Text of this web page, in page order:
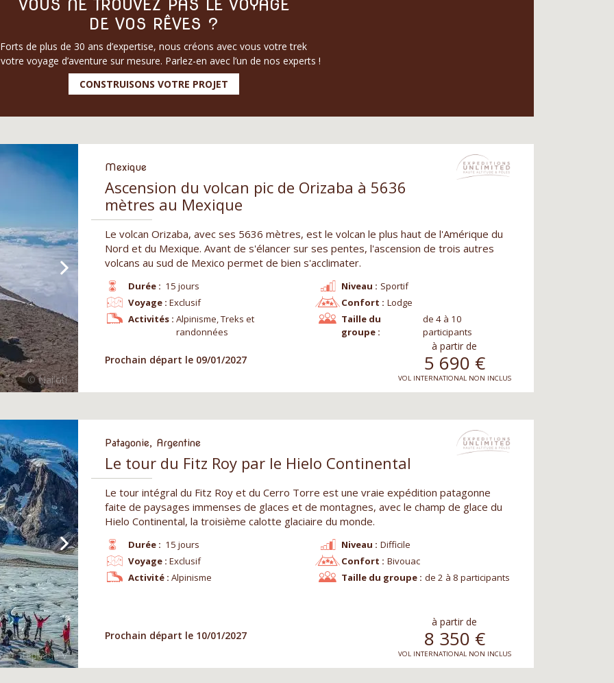
VOUS NE TROUVEZ PAS LE VOYAGE
DE VOS RÊVES ?
Forts de plus de 30 ans d’expertise, nous créons avec vous votre trek
voyage d’aventure sur mesure. Parlez-en avec l’un de nos experts !
CONSTRUISONS VOTRE PROJET
Mexique
Ascension du volcan pic de Orizaba à 5636
mètres au Mexique
Le volcan Orizaba, avec ses 5636 mètres, est le volcan le plus haut de l'Amérique du
Nord et du Mexique. Avant de s'élancer sur ses pentes, l'ascension de trois autres
volcans au sud de Mexico permet de bien s'acclimater.
Durée : 15 jours Niveau : Sportif
Voyage : Exclusif Confort : Lodge
Activités : Alpinisme, Treks et
randonnées
Taille du
groupe :
de 4 à 10
participants
Prochain départ le 09/01/2027
à partir de
5 690 €
VOL INTERNATIONAL NON INCLUS
Patagonie, Argentine
Le tour du Fitz Roy par le Hielo Continental
Le tour intégral du Fitz Roy et du Cerro Torre est une vraie expédition patagonne
faite de paysages immenses de glaces et de montagnes, avec le champ de glace du
Hielo Continental, la troisième calotte glaciaire du monde.
Durée : 15 jours Niveau : Difficile
Voyage : Exclusif Confort : Bivouac
Activité : Alpinisme Taille du groupe : de 2 à 8 participants
Prochain départ le 10/01/2027
à partir de
8 350 €
VOL INTERNATIONAL NON INCLUS